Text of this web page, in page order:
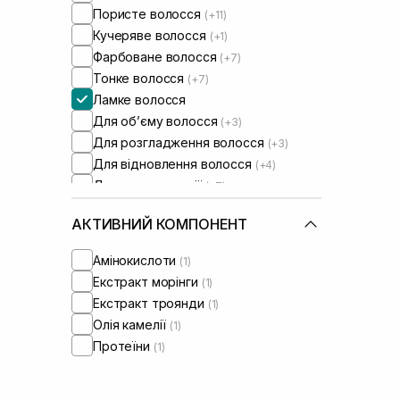
Пористе волосся (+11)
Кучеряве волосся (+1)
Фарбоване волосся (+7)
Тонке волосся (+7)
Ламке волосся
Для обʼєму волосся (+3)
Для розгладження волосся (+3)
Для відновлення волосся (+4)
Для реконструції (+7)
АКТИВНИЙ КОМПОНЕНТ
Амінокислоти (1)
Екстракт морінги (1)
Екстракт троянди (1)
Олія камелії (1)
Протеїни (1)